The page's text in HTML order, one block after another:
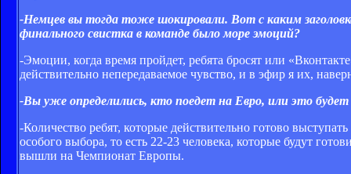
-Немцев вы тогда тоже шокировали. Вот с каким
финального свистка в команде было море эмоций?
-Эмоции, когда время пройдет, ребята бросят или
действительно непередаваемое чувство, и в эфир я их,
-Вы уже определились, кто поедет на Евро, или это будет
-Количество ребят, которые действительно готово
особого выбора, то есть 22-23 человека, которые будут
вышли на Чемпионат Европы.